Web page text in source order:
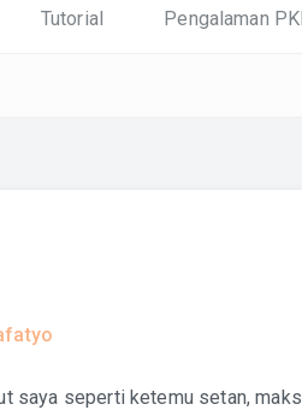
Tutorial Pengalaman
saya seperti ketemu setan,